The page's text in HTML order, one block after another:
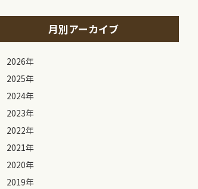
月別アーカイブ
2026年
2025年
2024年
2023年
2022年
2021年
2020年
2019年